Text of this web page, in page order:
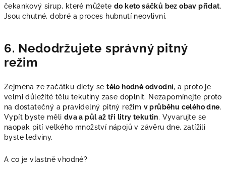
čekankový sirup, které můžete do keto sáčků bez obav přidat.
Jsou chutné, dobré a proces hubnutí neovlivní.
6. Nedodržujete správný pitný
režim
Zejména ze začátku diety se tělo hodně odvodní, a proto je
velmi důležité tělu tekutiny zase doplnit. Nezapomínejte proto
na dostatečný a pravidelný pitný režim v průběhu celého dne.
Vypít byste měli dva a půl až tři litry tekutin. Vyvarujte se
naopak pití velkého množství nápojů v závěru dne, zatížili
byste ledviny.
A co je vlastně vhodné?